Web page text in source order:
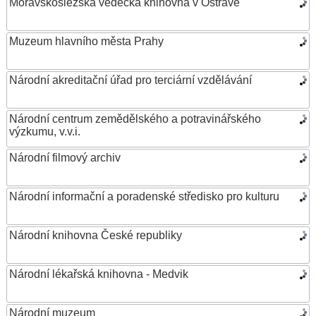
Moravskoslezská vědecká knihovna v Ostravě
Muzeum hlavního města Prahy
Národní akreditační úřad pro terciární vzdělávání
Národní centrum zemědělského a potravinářského
výzkumu, v.v.i.
Národní filmový archiv
Národní informační a poradenské středisko pro kulturu
Národní knihovna České republiky
Národní lékařská knihovna - Medvik
Národní muzeum